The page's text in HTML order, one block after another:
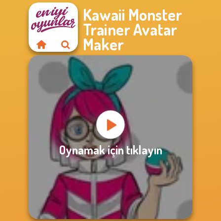
Kawaii Monster
Trainer Avatar
Maker
Oynamak için tıklayın